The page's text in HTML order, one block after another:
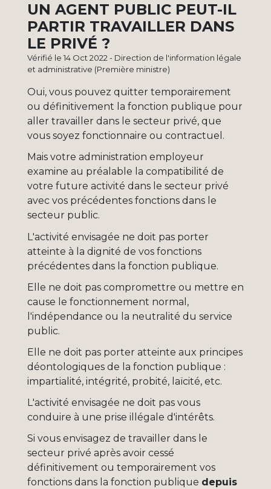
UN AGENT PUBLIC PEUT-IL
PARTIR TRAVAILLER DANS
LE PRIVÉ ?
Vérifié le 14 Oct 2022 - Direction de l'information légale
et administrative (Première ministre)
Oui, vous pouvez quitter temporairement
ou définitivement la fonction publique pour
aller travailler dans le secteur privé, que
vous soyez fonctionnaire ou contractuel.
Mais votre administration employeur
examine au préalable la compatibilité de
votre future activité dans le secteur privé
avec vos précédentes fonctions dans le
secteur public.
L'activité envisagée ne doit pas porter
atteinte à la dignité de vos fonctions
précédentes dans la fonction publique.
Elle ne doit pas compromettre ou mettre en
cause le fonctionnement normal,
l'indépendance ou la neutralité du service
public.
Elle ne doit pas porter atteinte aux principes
déontologiques de la fonction publique :
impartialité, intégrité, probité, laïcité, etc.
L'activité envisagée ne doit pas vous
conduire à une prise illégale d'intérêts.
Si vous envisagez de travailler dans le
secteur privé après avoir cessé
définitivement ou temporairement vos
fonctions dans la fonction publique depuis